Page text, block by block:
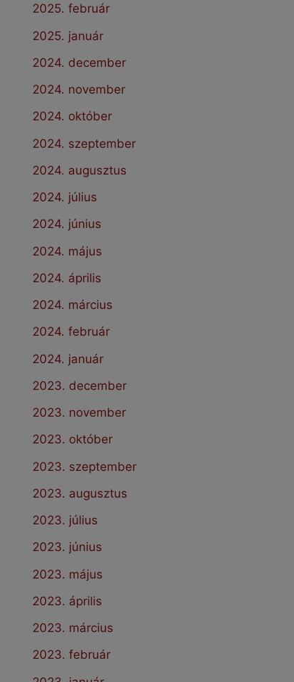
2025. február
2025. január
2024. december
2024. november
2024. október
2024. szeptember
2024. augusztus
2024. július
2024. június
2024. május
2024. április
2024. március
2024. február
2024. január
2023. december
2023. november
2023. október
2023. szeptember
2023. augusztus
2023. július
2023. június
2023. május
2023. április
2023. március
2023. február